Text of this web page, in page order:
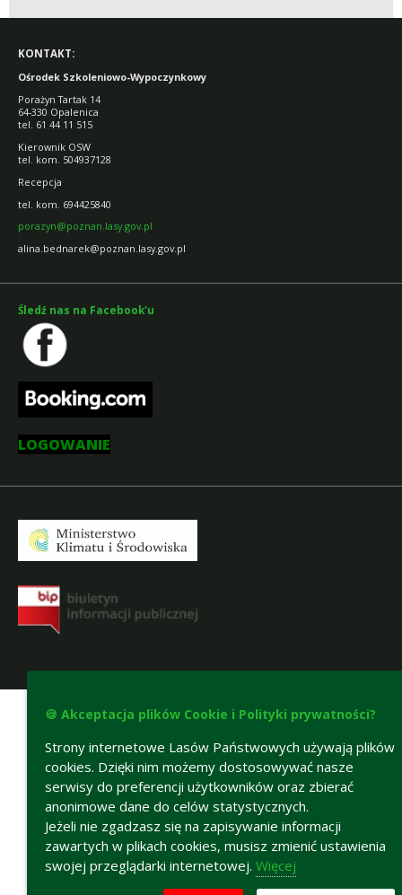
KONTAKT:
Ośrodek Szkoleniowo-Wypoczynkowy
Porażyn Tartak 14
64-330 Opalenica
tel. 61 44 11 515
Kierownik OSW
tel. kom. 504937128
Recepcja
tel. kom. 694425840
porazyn@poznan.lasy.gov.pl
alina.bednarek@poznan.lasy.gov.pl
Śledź nas na Facebook'u
LOGOWANIE
🍪 Akceptacja plików Cookie i Polityki prywatności?
Strony internetowe Lasów Państwowych używają plików
cookies. Dzięki nim możemy dostosowywać nasze
serwisy do preferencji użytkowników oraz zbierać
anonimowe dane do celów statystycznych.
Jeżeli nie zgadzasz się na zapisywanie informacji
zawartych w plikach cookies, musisz zmienić ustawienia
swojej przeglądarki internetowej. Więcej